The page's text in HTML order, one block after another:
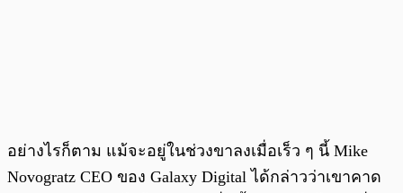
อย่างไรก็ตาม แม้จะอยู่ในช่วงขาลงเมื่อเร็ว ๆ นี้ Mike
Novogratz CEO ของ Galaxy Digital ได้กล่าวว่าเขาคาด